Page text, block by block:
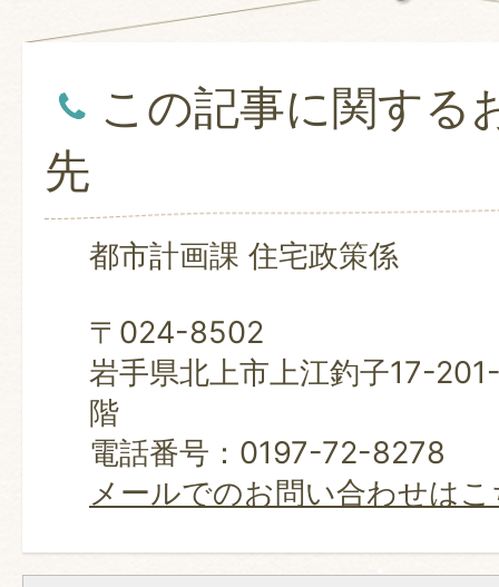
この記事に関する
先
都市計画課 住宅政策係
〒024-8502
岩手県北上市上江釣子17-
階
電話番号：0197-72-8278
メールでのお問い合わせは